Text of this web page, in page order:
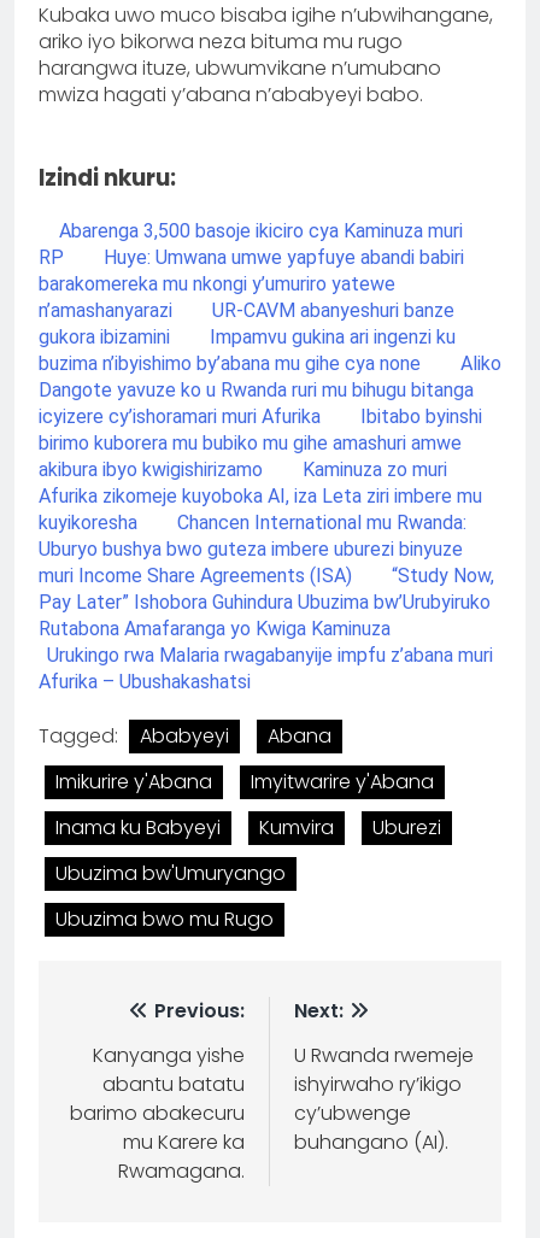
Kubaka uwo muco bisaba igihe n’ubwihangane,
ariko iyo bikorwa neza bituma mu rugo
harangwa ituze, ubwumvikane n’umubano
mwiza hagati y’abana n’ababyeyi babo.
Izindi nkuru:
Abarenga 3,500 basoje ikiciro cya Kaminuza muri
RP
Huye: Umwana umwe yapfuye abandi babiri
barakomereka mu nkongi y’umuriro yatewe
n’amashanyarazi
UR-CAVM abanyeshuri banze
gukora ibizamini
Impamvu gukina ari ingenzi ku
buzima n’ibyishimo by’abana mu gihe cya none
Aliko
Dangote yavuze ko u Rwanda ruri mu bihugu bitanga
icyizere cy’ishoramari muri Afurika
Ibitabo byinshi
birimo kuborera mu bubiko mu gihe amashuri amwe
akibura ibyo kwigishirizamo
Kaminuza zo muri
Afurika zikomeje kuyoboka AI, iza Leta ziri imbere mu
kuyikoresha
Chancen International mu Rwanda:
Uburyo bushya bwo guteza imbere uburezi binyuze
muri Income Share Agreements (ISA)
“Study Now,
Pay Later” Ishobora Guhindura Ubuzima bw’Urubyiruko
Rutabona Amafaranga yo Kwiga Kaminuza
Urukingo rwa Malaria rwagabanyije impfu z’abana muri
Afurika – Ubushakashatsi
Tagged: Ababyeyi
Abana
Imikurire y'Abana
Imyitwarire y'Abana
Inama ku Babyeyi
Kumvira
Uburezi
Ubuzima bw'Umuryango
Ubuzima bwo mu Rugo
Previous:
Kanyanga yishe
abantu batatu
barimo abakecuru
mu Karere ka
Rwamagana.
Next:
U Rwanda rwemeje
ishyirwaho ry’ikigo
cy’ubwenge
buhangano (AI).